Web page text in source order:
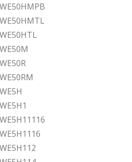
WE50HMPB
WE50HMTL
WE50HTL
WE50M
WE50R
WE50RM
WE5H
WE5H1
WE5H11116
WE5H1116
WE5H112